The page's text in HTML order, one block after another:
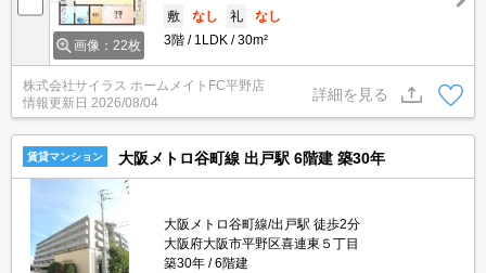
画像：22枚
敷
なし 礼
なし
3階
1LDK 30m²
株式会社サイラス ホームメイトFC平野店
情報更新日 2026/08/04
詳細を見る
賃貸マンション 大阪メトロ谷町線 出戸駅 6階建 築30年
大阪メトロ谷町線/出戸駅 徒歩2分
大阪府大阪市平野区喜連東５丁目
築30年
6階建